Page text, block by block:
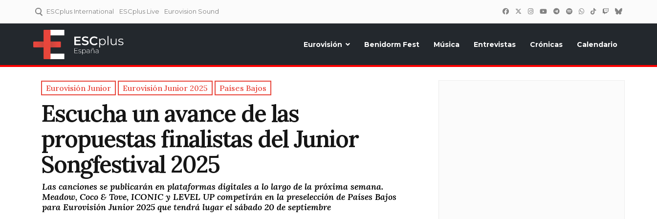
ESCplus International ESCplus Live Eurovision Sound
Eurovisión Benidorm Fest Música Entrevistas Crónicas Calendario
Eurovisión Junior Eurovisión Junior 2025 Países Bajos
Escucha un avance de las
propuestas finalistas del Junior
Songfestival 2025
Las canciones se publicarán en plataformas digitales a lo largo de la próxima semana.
Meadow, Coco & Tove, ICONIC y LEVEL UP competirán en la preselección de Países Bajos
para Eurovisión Junior 2025 que tendrá lugar el sábado 20 de septiembre